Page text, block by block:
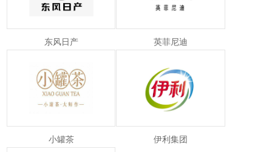
东风日产 英菲尼迪
小罐茶 伊利集团